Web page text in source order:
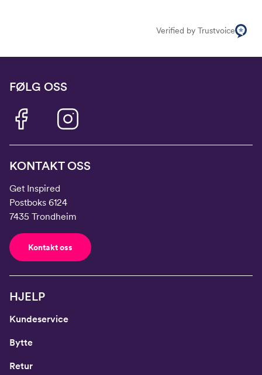
Verified by Trustvoice
FØLG OSS
KONTAKT OSS
Get Inspired
Postboks 6124
7435 Trondheim
Kontakt oss
HJELP
Kundeservice
Bytte
Retur